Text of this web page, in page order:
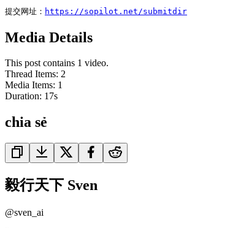
提交网址： https://sopilot.net/submitdir
Media Details
This post contains 1 video.
Thread Items: 2
Media Items: 1
Duration: 17s
chia sẻ
毅行天下 Sven
@sven_ai